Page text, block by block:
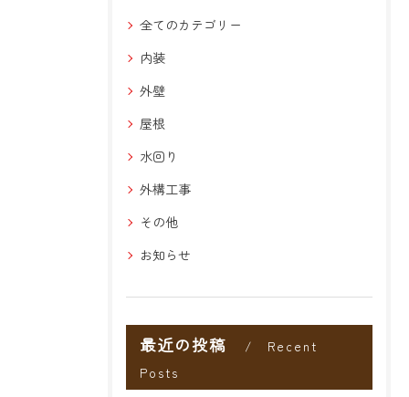
全てのカテゴリー
内装
外壁
屋根
水回り
外構工事
その他
お知らせ
最近の投稿
Recent
Posts